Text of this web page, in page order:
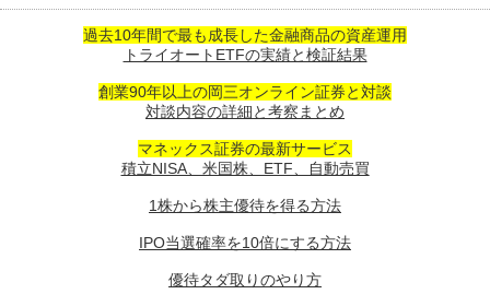
過去10年間で最も成長した金融商品の資産運用
トライオートETFの実績と検証結果
創業90年以上の岡三オンライン証券と対談
対談内容の詳細と考察まとめ
マネックス証券の最新サービス
積立NISA、米国株、ETF、自動売買
1株から株主優待を得る方法
IPO当選確率を10倍にする方法
優待タダ取りのやり方